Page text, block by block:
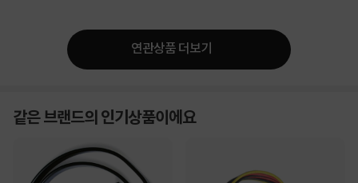
연관상품 더보기
같은 브랜드의 인기상품이에요